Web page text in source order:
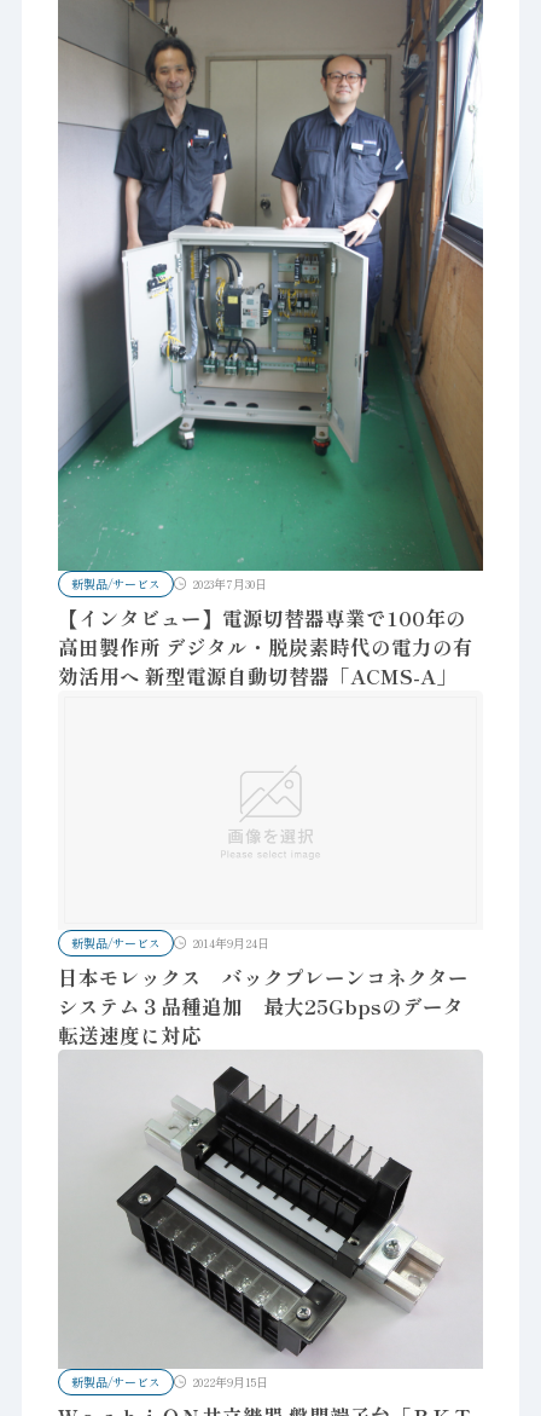
新製品/サービス 2023年7月30日
【インタビュー】電源切替器専業で100年の
高田製作所 デジタル・脱炭素時代の電力の有
効活用へ 新型電源自動切替器「ACMS-A」
新製品/サービス 2014年9月24日
日本モレックス バックプレーンコネクター
システム３品種追加 最大25Gbpsのデータ
転送速度に対応
新製品/サービス 2022年9月15日